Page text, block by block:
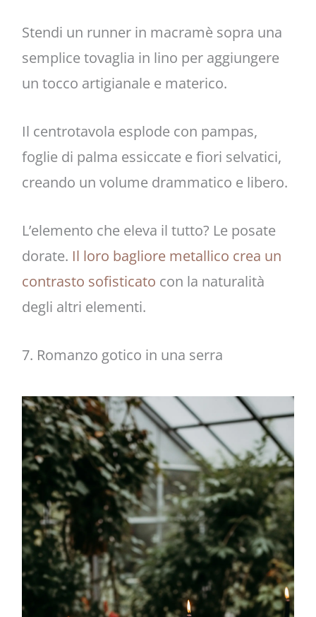
Stendi un runner in macramè sopra una
semplice tovaglia in lino per aggiungere
un tocco artigianale e materico.
Il centrotavola esplode con pampas,
foglie di palma essiccate e fiori selvatici,
creando un volume drammatico e libero.
L’elemento che eleva il tutto? Le posate
dorate. Il loro bagliore metallico crea un
contrasto sofisticato con la naturalità
degli altri elementi.
7. Romanzo gotico in una serra